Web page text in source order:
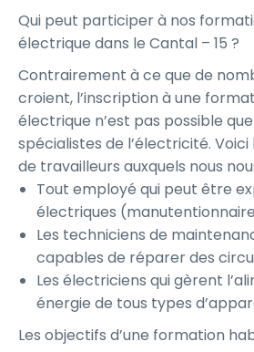
Qui peut participer à nos
électrique dans le Cantal – 15 ?
Contrairement à ce que de
croient, l’inscription à une
électrique n’est pas possible
spécialistes de l’électricité.
de travailleurs auxquels nous
Tout employé qui peut être
électriques
Les techniciens de
capables de réparer des
Les électriciens qui gèrent
énergie de tous types
Les objectifs d’une formation